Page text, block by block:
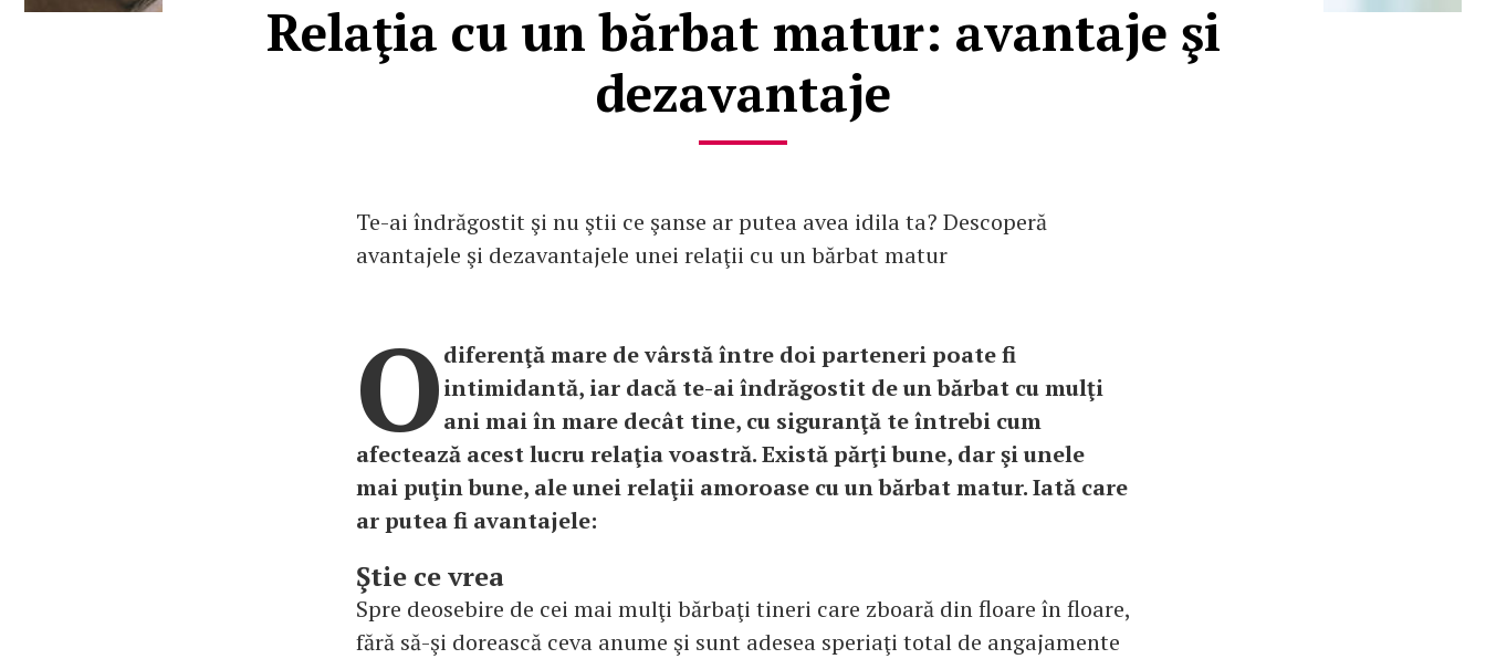
Relaţia cu un bărbat matur: avantaje şi
dezavantaje
Te-ai îndrăgostit şi nu ştii ce şanse ar putea avea idila ta? Descoperă
avantajele şi dezavantajele unei relaţii cu un bărbat matur
Odiferenţă mare de vârstă între doi parteneri poate fi
intimidantă, iar dacă te-ai îndrăgostit de un bărbat cu mulţi
ani mai în mare decât tine, cu siguranţă te întrebi cum
afectează acest lucru relaţia voastră. Există părţi bune, dar şi unele
mai puţin bune, ale unei relaţii amoroase cu un bărbat matur. Iată care
ar putea fi avantajele:
Ştie ce vrea
Spre deosebire de cei mai mulţi bărbaţi tineri care zboară din floare în floare,
fără să-şi dorească ceva anume şi sunt adesea speriaţi total de angajamente